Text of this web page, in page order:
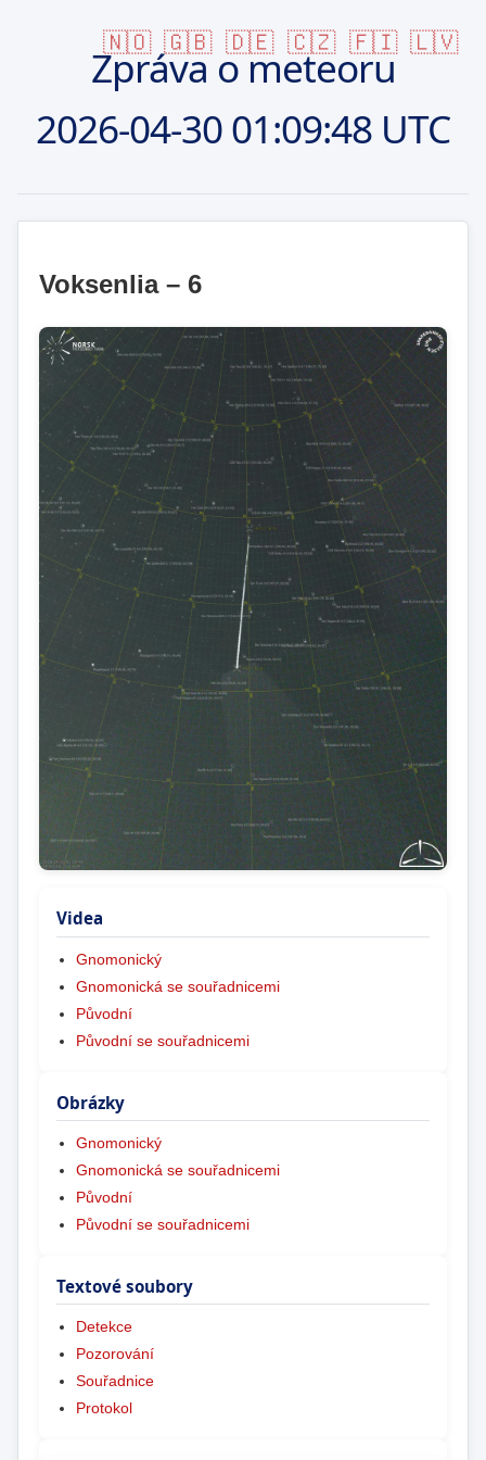
🇳🇴 🇬🇧 🇩🇪 🇨🇿 🇫🇮 🇱🇻
Zpráva o meteoru
2026-04-3001:09:48 UTC
Voksenlia – 6
Videa
Gnomonický
Gnomonická se souřadnicemi
Původní
Původní se souřadnicemi
Obrázky
Gnomonický
Gnomonická se souřadnicemi
Původní
Původní se souřadnicemi
Textové soubory
Detekce
Pozorování
Souřadnice
Protokol